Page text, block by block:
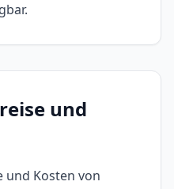
und
und Kosten von